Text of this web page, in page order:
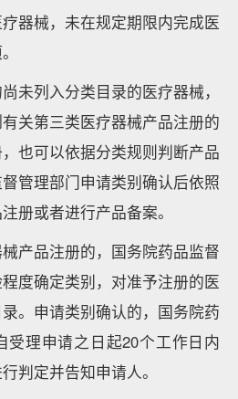
疗器械，未在规定期限内完成医
未列入分类目录的医疗器械，
关第三类医疗器械产品注册的
也可以依据分类规则判断产品
管理部门申请类别确认后依照
册或者进行产品备案。
产品注册的，国务院药品监督
度确定类别，对准予注册的医
。申请类别确认的，国务院药
受理申请之日起20个工作日内
判定并告知申请人。